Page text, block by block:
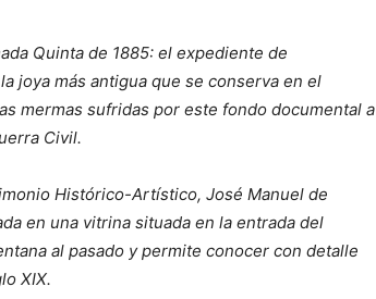
Quinta de 1885: el expediente de
joya más antigua que se conserva en el
mermas sufridas por este fondo documental a
Civil.
Histórico-Artístico, José Manuel de
en una vitrina situada en la entrada del
al pasado y permite conocer con detalle
XIX.